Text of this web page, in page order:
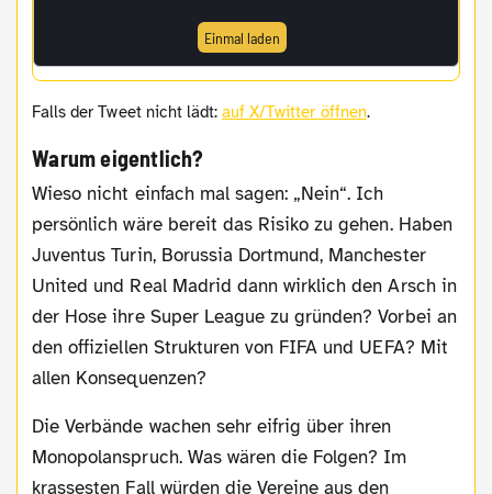
Einmal laden
Falls der Tweet nicht lädt:auf X/Twitter öffnen.
Warum eigentlich?
Wieso nicht einfach mal sagen: „Nein“. Ich
persönlich wäre bereit das Risiko zu gehen. Haben
Juventus Turin, Borussia Dortmund, Manchester
United und Real Madrid dann wirklich den Arsch in
der Hose ihre Super League zu gründen? Vorbei an
den offiziellen Strukturen von FIFA und UEFA? Mit
allen Konsequenzen?
Die Verbände wachen sehr eifrig über ihren
Monopolanspruch. Was wären die Folgen? Im
krassesten Fall würden die Vereine aus den